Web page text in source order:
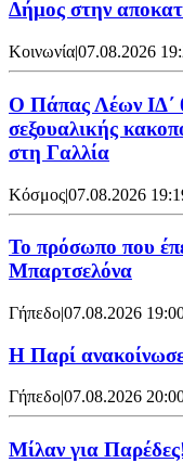
Δήμος στην
Κοινωνία|07.08.2026
Ο Πάπας Λέων ΙΔ΄
σεξουαλικής
στη Γαλλία
Κόσμος|07.08.2026
Το πρόσωπο που
Μπαρτσελόνα
Γήπεδο|07.08.2026
Η Παρί
Γήπεδο|07.08.2026
Μίλαν για